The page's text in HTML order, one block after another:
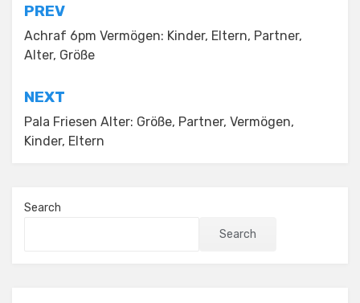
Post
navigation
PREV
Achraf 6pm Vermögen: Kinder, Eltern, Partner,
Alter, Größe
NEXT
Pala Friesen Alter: Größe, Partner, Vermögen,
Kinder, Eltern
Search
Search